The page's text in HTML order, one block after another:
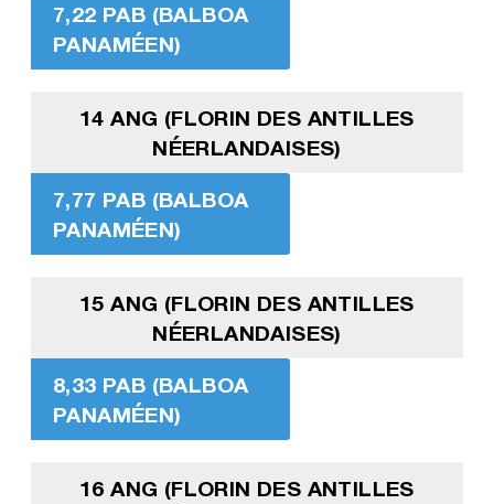
7,22 PAB (BALBOA
PANAMÉEN)
14 ANG (FLORIN DES ANTILLES
NÉERLANDAISES)
7,77 PAB (BALBOA
PANAMÉEN)
15 ANG (FLORIN DES ANTILLES
NÉERLANDAISES)
8,33 PAB (BALBOA
PANAMÉEN)
16 ANG (FLORIN DES ANTILLES